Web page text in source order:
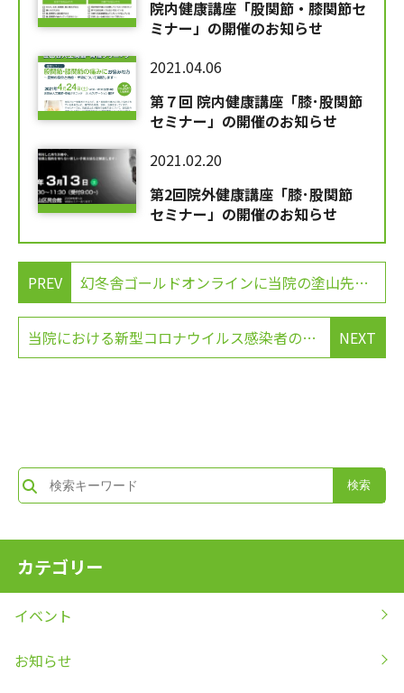
院内健康講座「股関節・膝関節セ
ミナー」の開催のお知らせ
2021.04.06
第７回 院内健康講座「膝･股関節
セミナー」の開催のお知らせ
2021.02.20
第2回院外健康講座「膝･股関節
セミナー」の開催のお知らせ
PREV 幻冬舎ゴールドオンラインに当院の塗山先生の記事が掲載されました。
NEXT
当院における新型コロナウイルス感染者の発生について
カテゴリー
イベント
お知らせ